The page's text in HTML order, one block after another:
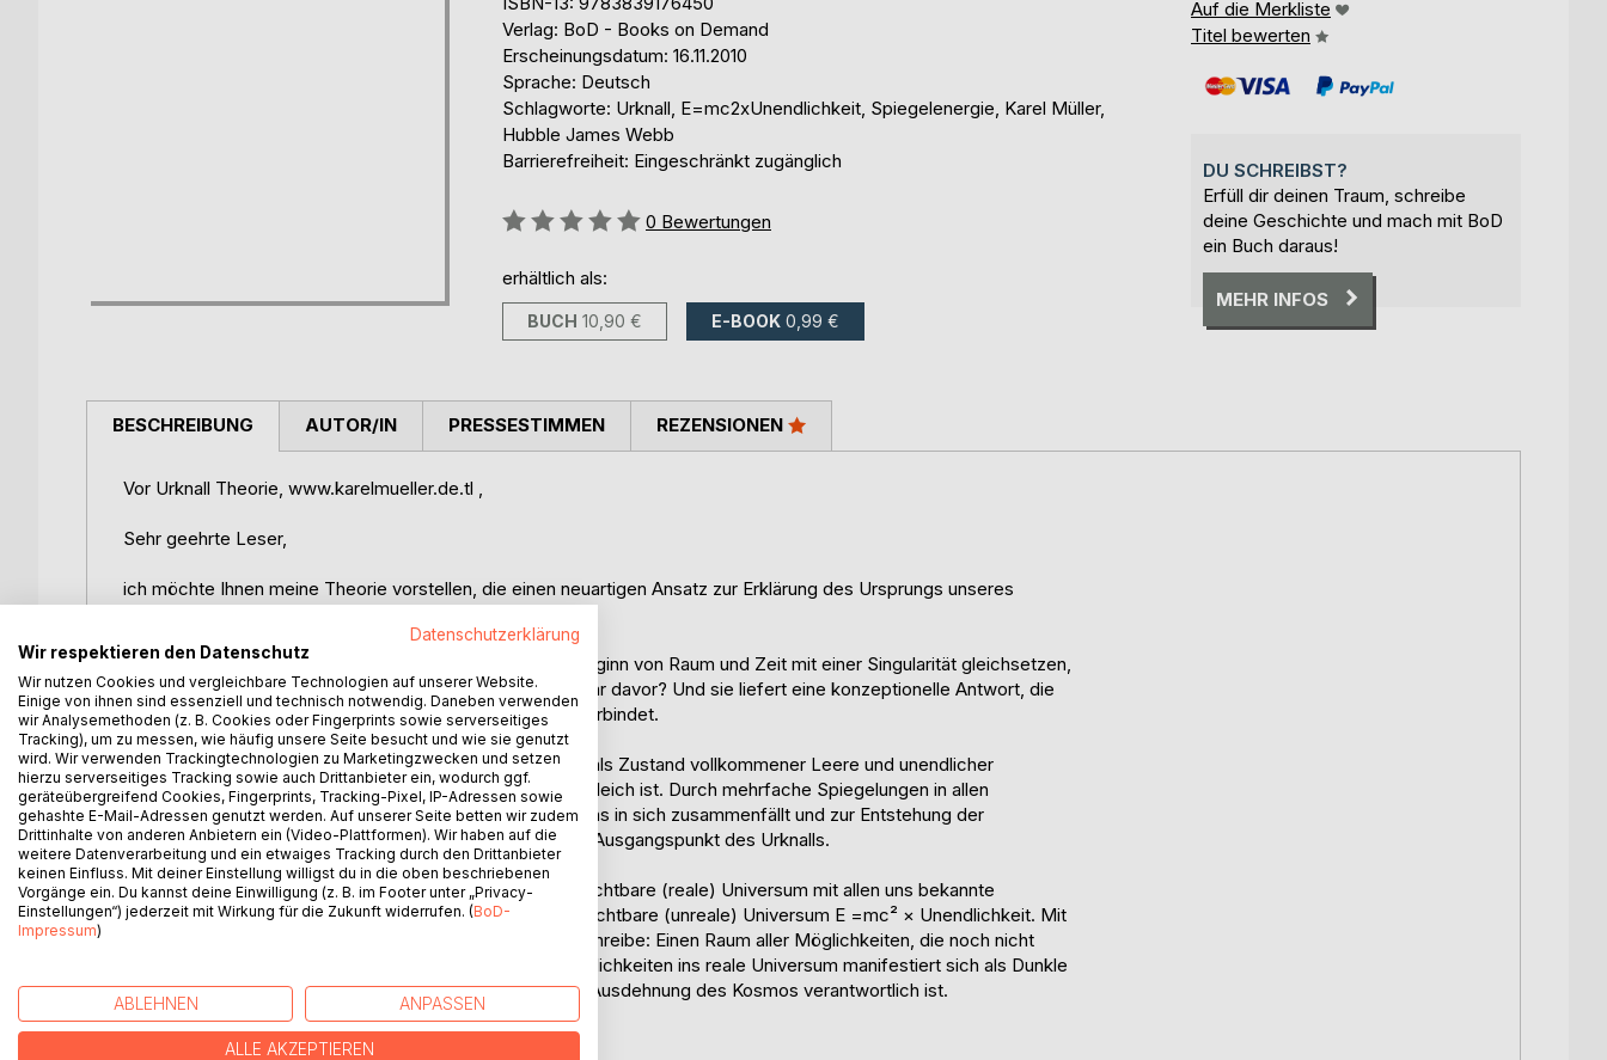
Verlag: BoD - Books on Demand
Erscheinungsdatum: 16.11.2010
Sprache: Deutsch
Schlagworte: Urknall, E=mc2xUnendlichkeit, Spiegelenergie, Karel Müller,
Hubble James Webb
Barrierefreiheit: Eingeschränkt zugänglich
Bewertung::
0 Bewertungen
erhältlich als:
BUCH 10,90 € E-BOOK 0,99 €
Auf die Merkliste
Titel bewerten
DU SCHREIBST?
Erfüll dir deinen Traum, schreibe
deine Geschichte und mach mit BoD
ein Buch daraus!
MEHR INFOS
BESCHREIBUNG
Vor Urknall Theorie, www.karelmueller.de.tl ,
Sehr geehrte Leser,
ich möchte Ihnen meine Theorie vorstellen, die einen neuartigen Ansatz zur Erklärung des Ursprungs unseres
Im Gegensatz zu klassischen Urknallmodellen, die den Beginn von Raum und Zeit mit einer Singularität gleichsetzen,
geht meine Theorie einen Schritt weiter. Sie fragt: Was war davor? Und sie liefert eine konzeptionelle Antwort, die
klassische Physik mit quantenphysikalischen Prinzipien verbindet.
Im Zentrum steht die Annahme eines Nichts vorzustellen als Zustand vollkommener Leere und unendlicher
Spiegelungen, in dem jeder Ort überall und nirgendwo zugleich ist. Durch mehrfache Spiegelungen in allen
Dimension dieses Nichts entsteht ein Ungleichgewicht, das in sich zusammenfällt und zur Entstehung der
Gravitation sowie zur Bildung einer Singularität führt, dem Ausgangspunkt des Urknalls.
Die Erweiterung der bekannten Formel E = mc² für das Sichtbare (reale) Universum mit allen uns bekannte
Physikalischen Gesetzen und die Erweiterung für das unsichtbare (unreale) Universum E =mc² × Unendlichkeit. Mit
der ich das Konzept eines unsichtbaren Universums beschreibe: Einen Raum aller Möglichkeiten, die noch nicht
realisiert sind. Die kontinuierliche Einströmung dieser Möglichkeiten ins reale Universum manifestiert sich als Dunkle
Energie, jene mysteriöse Kraft, die für die beschleunigte Ausdehnung des Kosmos verantwortlich ist.
Vorteile gegenüber klassischen Urknalltheorien:
AUTOR/IN PRESSESTIMMEN REZENSIONEN
Datenschutzerklärung
Wir respektieren den Datenschutz
Wir nutzen Cookies und vergleichbare Technologien auf unserer Website.
Einige von ihnen sind essenziell und technisch notwendig. Daneben verwenden
wir Analysemethoden (z. B. Cookies oder Fingerprints sowie serverseitiges
Tracking), um zu messen, wie häufig unsere Seite besucht und wie sie genutzt
wird. Wir verwenden Trackingtechnologien zu Marketingzwecken und setzen
hierzu serverseitiges Tracking sowie auch Drittanbieter ein, wodurch ggf.
geräteübergreifend Cookies, Fingerprints, Tracking-Pixel, IP-Adressen sowie
gehashte E-Mail-Adressen genutzt werden. Auf unserer Seite betten wir zudem
Drittinhalte von anderen Anbietern ein (Video-Plattformen). Wir haben auf die
weitere Datenverarbeitung und ein etwaiges Tracking durch den Drittanbieter
keinen Einfluss. Mit deiner Einstellung willigst du in die oben beschriebenen
Vorgänge ein. Du kannst deine Einwilligung (z. B. im Footer unter „Privacy-
Einstellungen“) jederzeit mit Wirkung für die Zukunft widerrufen. (BoD-
Impressum)
ABLEHNEN ANPASSEN
ALLE AKZEPTIEREN